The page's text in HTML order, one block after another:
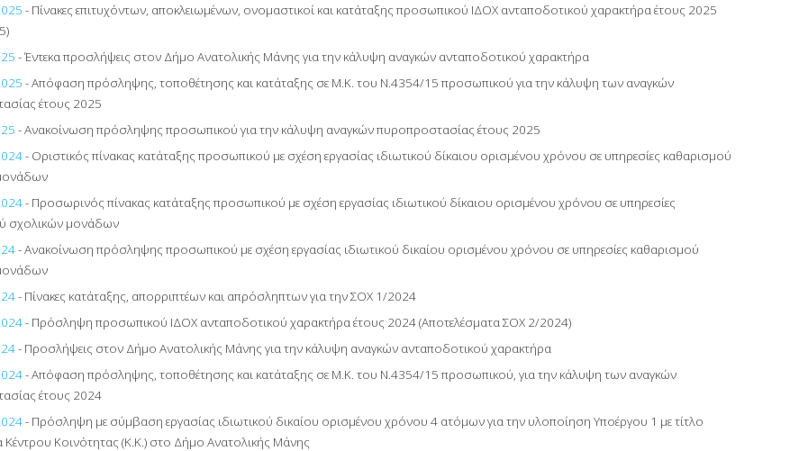
- Πίνακες επιτυχόντων, αποκλειωμένων, ονομαστικοί και κατάταξης προσωπικού ΙΔΟΧ ανταποδοτικού χαρακτήρα έτους 2025
- Έντεκα προσλήψεις στον Δήμο Ανατολικής Μάνης για την κάλυψη αναγκών ανταποδοτικού χαρακτήρα
- Απόφαση πρόσληψης, τοποθέτησης και κατάταξης σε Μ.Κ. του Ν.4354/15 προσωπικού για την κάλυψη των αναγκών
έτους 2025
- Ανακοίνωση πρόσληψης προσωπικού για την κάλυψη αναγκών πυροπροστασίας έτους 2025
- Οριστικός πίνακας κατάταξης προσωπικού με σχέση εργασίας ιδιωτικού δίκαιου ορισμένου χρόνου σε υπηρεσίες καθαρισμού
- Προσωρινός πίνακας κατάταξης προσωπικού με σχέση εργασίας ιδιωτικού δίκαιου ορισμένου χρόνου σε υπηρεσίες
σχολικών μονάδων
- Ανακοίνωση πρόσληψης προσωπικού με σχέση εργασίας ιδιωτικού δικαίου ορισμένου χρόνου σε υπηρεσίες καθαρισμού
- Πίνακες κατάταξης, απορριπτέων και απρόσληπτων για την ΣΟΧ 1/2024
- Πρόσληψη προσωπικού ΙΔΟΧ ανταποδοτικού χαρακτήρα έτους 2024 (Αποτελέσματα ΣΟΧ 2/2024)
- Προσλήψεις στον Δήμο Ανατολικής Μάνης για την κάλυψη αναγκών ανταποδοτικού χαρακτήρα
- Απόφαση πρόσληψης, τοποθέτησης και κατάταξης σε Μ.Κ. του Ν.4354/15 προσωπικού, για την κάλυψη των αναγκών
έτους 2024
- Πρόσληψη με σύμβαση εργασίας ιδιωτικού δικαίου ορισμένου χρόνου 4 ατόμων για την υλοποίηση Υποέργου 1 με τίτλο
Κέντρου Κοινότητας (Κ.Κ.) στο Δήμο Ανατολικής Μάνης